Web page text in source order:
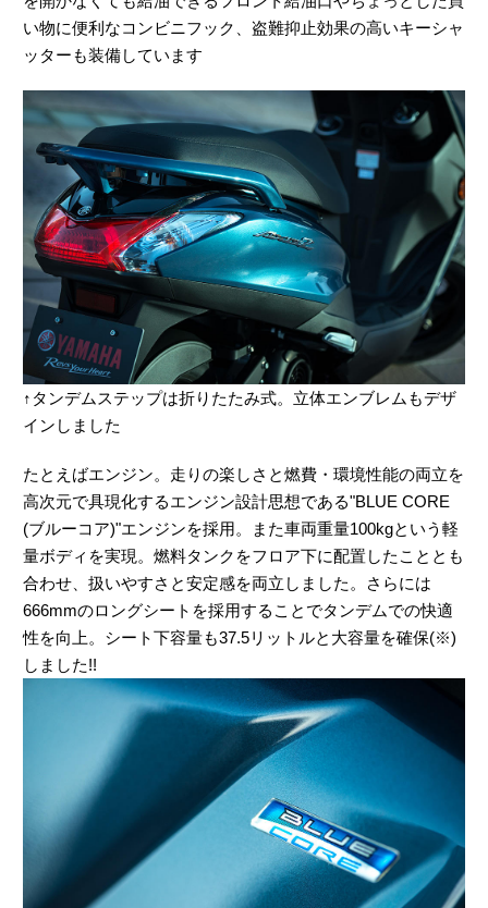
い物に便利なコンビニフック、盗難抑止効果の高いキーシャ
ッターも装備しています
↑タンデムステップは折りたたみ式。立体エンブレムもデザ
インしました
たとえばエンジン。走りの楽しさと燃費・環境性能の両立を
高次元で具現化するエンジン設計思想である"BLUE CORE
(ブルーコア)"エンジンを採用。また車両重量100kgという軽
量ボディを実現。燃料タンクをフロア下に配置したこととも
合わせ、扱いやすさと安定感を両立しました。さらには
666mmのロングシートを採用することでタンデムでの快適
性を向上。シート下容量も37.5リットルと大容量を確保(※)
しました!!